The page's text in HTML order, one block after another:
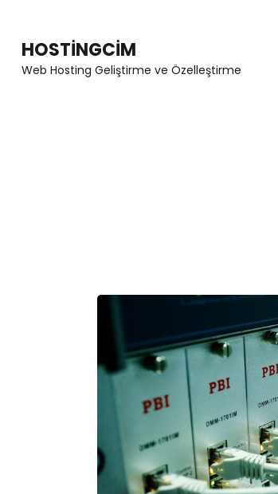
content
HOSTINGCIM
Web Hosting Geliştirme ve Özelleştirme